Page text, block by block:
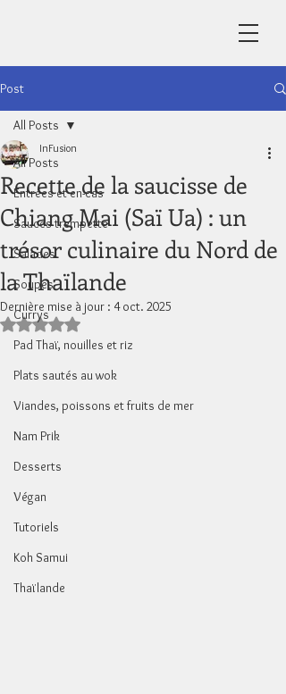
Post
All Posts
Entrées et en-cas
Sauces trempette
Salades
Soupes
Currys
Pad Thaï, nouilles et riz
Plats sautés au wok
Viandes, poissons et fruits de mer
Nam Prik
Desserts
Végan
Tutoriels
Koh Samui
Thaïlande
All Posts
Recette de la saucisse de
Chiang Mai (Saï Ua) : un
trésor culinaire du Nord de
la Thaïlande
InFusion
Dernière mise à jour : 4 oct. 2025
Noté NaN étoiles sur 5.